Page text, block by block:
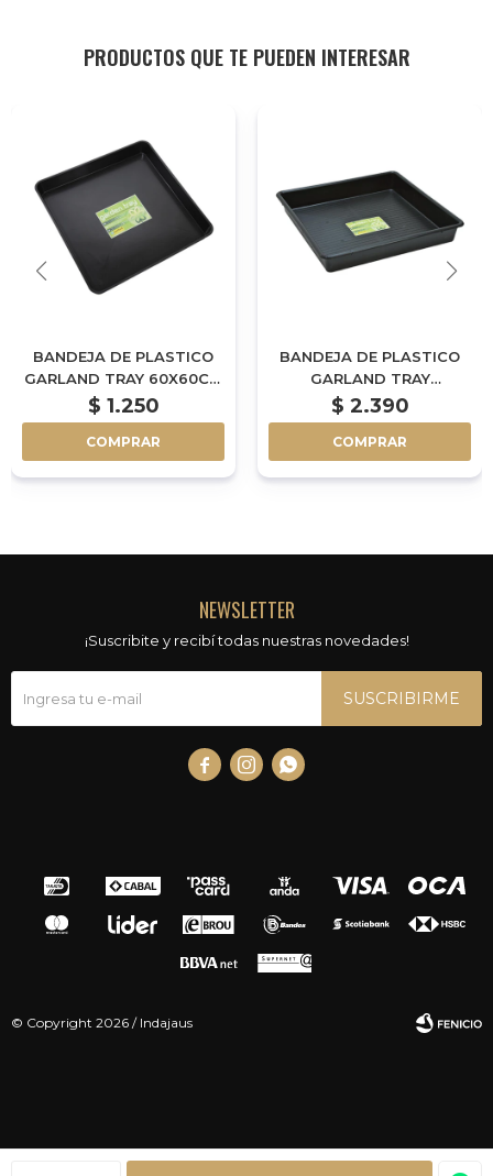
PRODUCTOS QUE TE PUEDEN INTERESAR
BANDEJA DE PLASTICO
GARLAND TRAY 60X60CM
- 7CM DE ALTO
$ 1.250
COMPRAR
BANDEJA DE PLASTICO
GARLAND TRAY
100X100CM - 12CM DE
ALTO
$ 2.390
COMPRAR
NEWSLETTER
¡Suscribite y recibí todas nuestras novedades!
SUSCRIBIRME
  
© Copyright 2026 / Indajaus
Fenicio